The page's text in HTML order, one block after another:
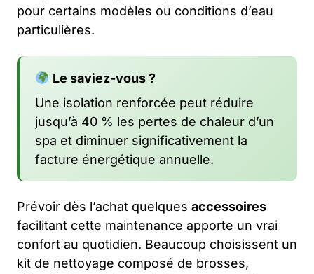
pour certains modèles ou conditions d’eau
particulières.
Le saviez-vous ?
Une isolation renforcée peut réduire
jusqu’à 40 % les pertes de chaleur d’un
spa et diminuer significativement la
facture énergétique annuelle.
Prévoir dès l’achat quelques accessoires
facilitant cette maintenance apporte un vrai
confort au quotidien. Beaucoup choisissent un
kit de nettoyage composé de brosses,